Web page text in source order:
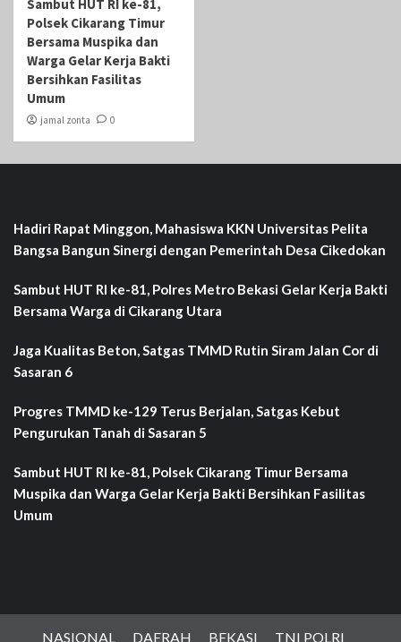
Sambut HUT RI ke-81,
Polsek Cikarang Timur
Bersama Muspika dan
Warga Gelar Kerja Bakti
Bersihkan Fasilitas
Umum
jamal zonta 0
Hadiri Rapat Minggon, Mahasiswa KKN Universitas Pelita
Bangsa Bangun Sinergi dengan Pemerintah Desa Cikedokan
Sambut HUT RI ke-81, Polres Metro Bekasi Gelar Kerja Bakti
Bersama Warga di Cikarang Utara
Jaga Kualitas Beton, Satgas TMMD Rutin Siram Jalan Cor di
Sasaran 6
Progres TMMD ke-129 Terus Berjalan, Satgas Kebut
Pengurukan Tanah di Sasaran 5
Sambut HUT RI ke-81, Polsek Cikarang Timur Bersama
Muspika dan Warga Gelar Kerja Bakti Bersihkan Fasilitas
Umum
NASIONAL DAERAH BEKASI TNI POLRI